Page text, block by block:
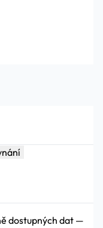
dostupných dat —